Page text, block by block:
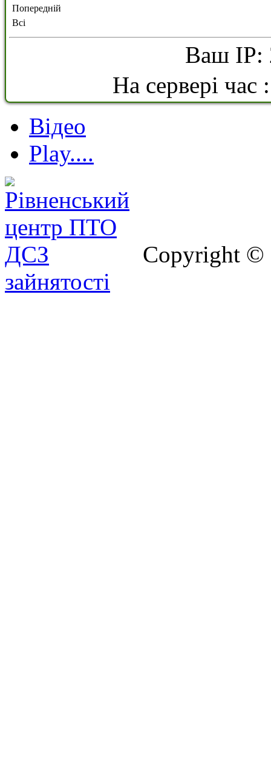
Попередній
Всі
Ваш IP:
На сервері
Відео
Play....
Copyright
зайнятості